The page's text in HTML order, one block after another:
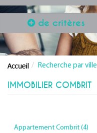
de critères
Recherche par ville
IMMOBILIER COMBRIT
Appartement Combrit (4)